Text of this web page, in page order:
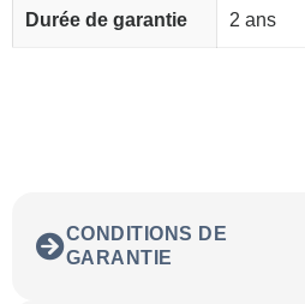
Durée de garantie 2 ans
CONDITIONS DE
GARANTIE